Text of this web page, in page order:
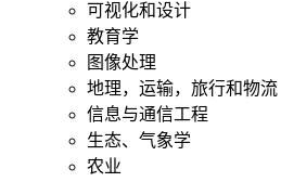
可视化和设计
教育学
图像处理
地理，运输，旅行和物流
信息与通信工程
生态、气象学
农业